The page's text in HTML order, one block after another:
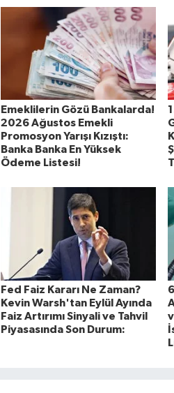
Emeklilerin Gözü Bankalarda!
2026 Ağustos Emekli
Promosyon Yarışı Kızıştı:
Banka Banka En Yüksek
Ödeme Listesi!
Fed Faiz Kararı Ne Zaman?
Kevin Warsh'tan Eylül Ayında
Faiz Artırımı Sinyali ve Tahvil
Piyasasında Son Durum: